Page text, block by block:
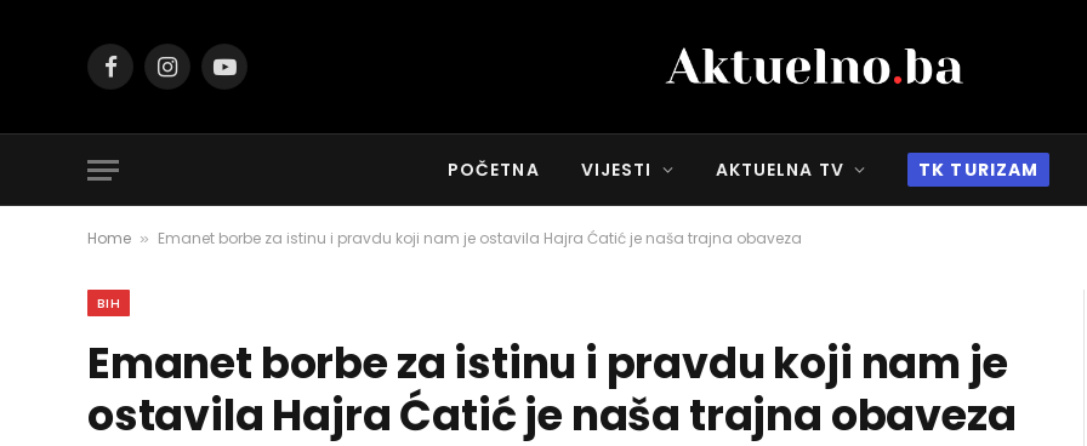
FacebookInstagramYouTube
POČETNA VIJESTI AKTUELNA TV TK TURIZAM
Home » Emanet borbe za istinu i pravdu koji nam je ostavila Hajra Ćatić je naša trajna obaveza
BIH
Emanet borbe za istinu i pravdu koji nam je
ostavila Hajra Ćatić je naša trajna obaveza